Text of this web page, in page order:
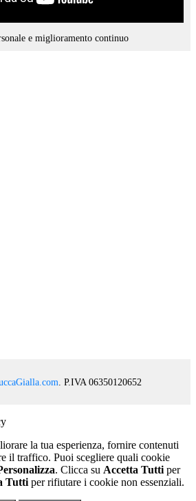
e miglioramento continuo
. P.IVA 06350120652
la tua esperienza, fornire contenuti
il traffico. Puoi scegliere quali cookie
. Clicca su Accetta Tutti per
Tutti per rifiutare i cookie non essenziali.